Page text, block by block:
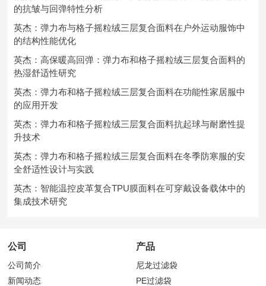
的抗皱与回弹特性分析
英杰：弹力布与格子摇粒绒三层复合面料在户外运动服饰中
的结构性能优化
英杰：高保暖高回弹：弹力布和格子摇粒绒三层复合面料的
热湿舒适性研究
英杰：弹力布和格子摇粒绒三层复合面料在功能性家居服中
的应用开发
英杰：弹力布和格子摇粒绒三层复合面料抗起球与耐磨性提
升技术
英杰：弹力布和格子摇粒绒三层复合面料在冬季防寒服的安
全舒适性设计与实践
英杰：智能温控皮革复合TPU膜面料在可穿戴设备载体中的
集成技术研究
公司
公司简介
新闻动态
产品
尼龙过滤袋
PE过滤袋